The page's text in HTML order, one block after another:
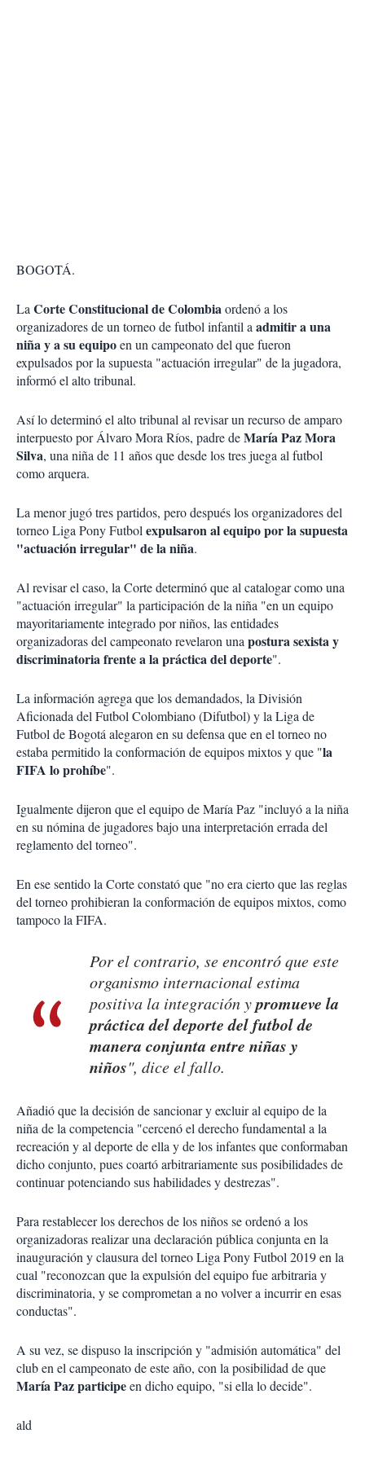
BOGOTÁ.
LaCorte Constitucional de Colombiaordenó a los
organizadores de un torneo de futbol infantil aadmitir a una
niña y a su equipoen un campeonato del que fueron
expulsados por la supuesta "actuación irregular" de la jugadora,
informó el alto tribunal.
Así lo determinó el alto tribunal al revisar un recurso de amparo
interpuesto por Álvaro Mora Ríos, padre deMaría Paz Mora
Silva, una niña de 11 años que desde los tres juega al futbol
como arquera.
La menor jugó tres partidos, pero después los organizadores del
torneo Liga Pony Futbolexpulsaron al equipo por la supuesta
"actuación irregular" de la niña.
Al revisar el caso, la Corte determinó que al catalogar como una
"actuación irregular" la participación de la niña "en un equipo
mayoritariamente integrado por niños, las entidades
organizadoras del campeonato revelaron unapostura sexista y
discriminatoria frente a la práctica del deporte".
La información agrega que los demandados, la División
Aficionada del Futbol Colombiano (Difutbol) y la Liga de
Futbol de Bogotá alegaron en su defensa que en el torneo no
estaba permitido la conformación de equipos mixtos y que "la
FIFA lo prohíbe".
Igualmente dijeron que el equipo de María Paz "incluyó a la niña
en su nómina de jugadores bajo una interpretación errada del
reglamento del torneo".
En ese sentido la Corte constató que "no era cierto que las reglas
del torneo prohibieran la conformación de equipos mixtos, como
tampoco la FIFA.
Por el contrario, se encontró que este
organismo internacional estima
positiva la integración ypromueve la
práctica del deporte del futbol de
manera conjunta entre niñas y
niños", dice el fallo.
Añadió que la decisión de sancionar y excluir al equipo de la
niña de la competencia "cercenó el derecho fundamental a la
recreación y al deporte de ella y de los infantes que conformaban
dicho conjunto, pues coartó arbitrariamente sus posibilidades de
continuar potenciando sus habilidades y destrezas".
Para restablecer los derechos de los niños se ordenó a los
organizadoras realizar una declaración pública conjunta en la
inauguración y clausura del torneo Liga Pony Futbol 2019 en la
cual "reconozcan que la expulsión del equipo fue arbitraria y
discriminatoria, y se comprometan a no volver a incurrir en esas
conductas".
A su vez, se dispuso la inscripción y "admisión automática" del
club en el campeonato de este año, con la posibilidad de que
María Paz participeen dicho equipo, "si ella lo decide".
ald